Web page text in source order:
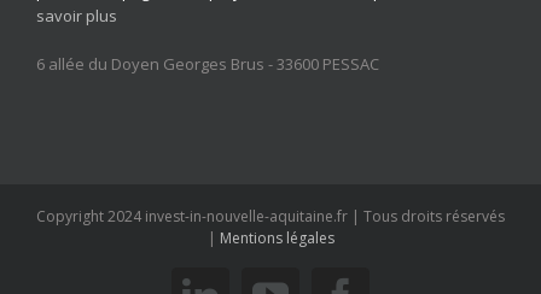
savoir plus
6 allée du Doyen Georges Brus - 33600 PESSAC
Copyright 2024 invest-in-nouvelle-aquitaine.fr | Tous droits réservés
| Mentions légales